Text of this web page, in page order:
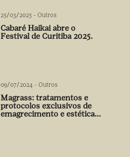
25/03/2025 - Outros
Cabaré Haikai abre o
Festival de Curitiba 2025.
09/07/2024 - Outros
Magrass: tratamentos e
protocolos exclusivos de
emagrecimento e estética